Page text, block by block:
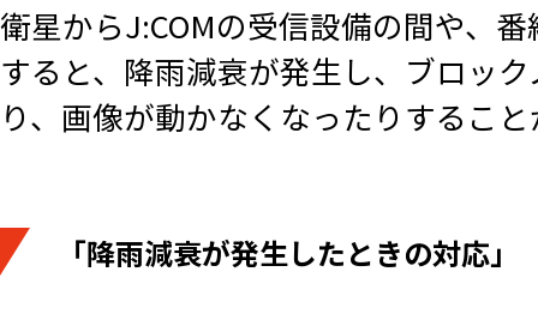
衛星からJ:COMの受信設備の間や、
すると、降雨減衰が発生し、ブロッ
り、画像が動かなくなったりするこ
「降雨減衰が発生したときの対応」